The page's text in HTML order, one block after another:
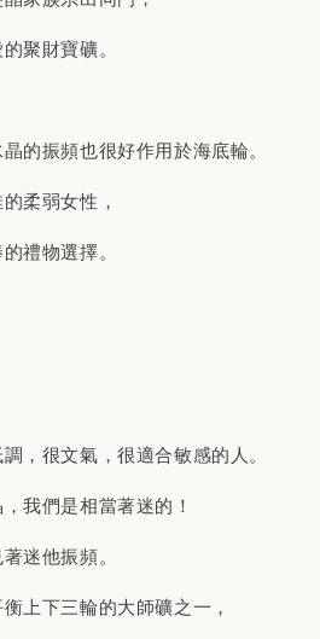
聚財寶礦。
的振頻也很好作用於海底輪。
柔弱女性，
禮物選擇。
，很文氣，很適合敏感的人。
我們是相當著迷的！
迷他振頻。
上下三輪的大師礦之一，